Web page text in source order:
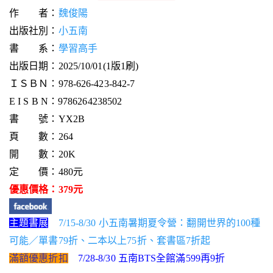
作 者： 魏俊陽
出版社別： 小五南
書 系： 學習高手
出版日期：2025/10/01(1版1刷)
ＩＳＢＮ：978-626-423-842-7
E I S B N：9786264238502
書 號：YX2B
頁 數：264
開 數：20K
定 價：480元
優惠價格：379元
主題書展
7/15-8/30 小五南暑期夏令營：翻開世界的100種
可能／單書79折、二本以上75折、套書區7折起
滿額優惠折扣
7/28-8/30 五南BTS全館滿599再9折